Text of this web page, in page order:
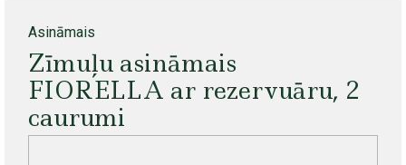
Asināmais
Zīmuļu asināmais
FIORELLA ar rezervuāru, 2
caurumi